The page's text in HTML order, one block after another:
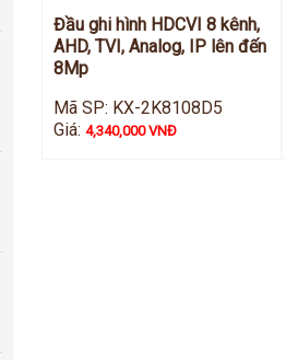
Đầu ghi hình HDCVI 8 kênh,
AHD, TVI, Analog, IP lên đến
8Mp
Mã SP: KX-2K8108D5
Giá: 4,340,000 VNĐ